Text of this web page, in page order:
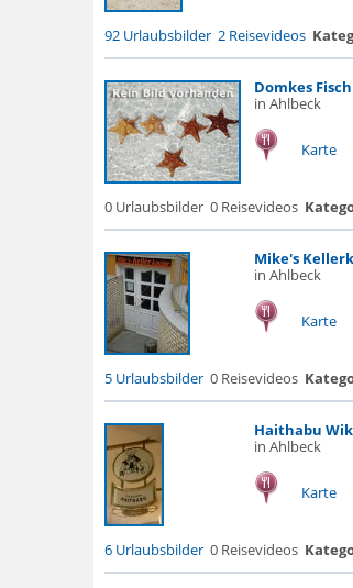
92 Urlaubsbilder 2 Reisevideos
Domkes
in Ahlbeck
Karte
0 Urlaubsbilder 0 Reisevideos
Mike's
in Ahlbeck
Karte
5 Urlaubsbilder 0 Reisevideos
Haithabu
in Ahlbeck
Karte
6 Urlaubsbilder 0 Reisevideos